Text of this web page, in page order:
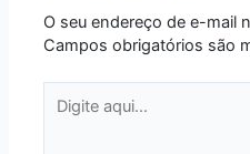
O seu endereço de e-mail
Campos obrigatórios são
aqui...